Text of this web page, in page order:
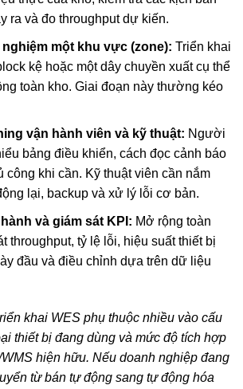
ra và đo throughput dự kiến.
một khu vực (zone): Triển khai
kệ hoặc một dây chuyền xuất cụ thể
toàn kho. Giai đoạn này thường kéo
vận hành viên và kỹ thuật: Người
bảng điều khiển, cách đọc cảnh báo
công khi cần. Kỹ thuật viên cần nắm
lại, backup và xử lý lỗi cơ bản.
và giám sát KPI: Mở rộng toàn
throughput, tỷ lệ lỗi, hiệu suất thiết bị
đầu và điều chỉnh dựa trên dữ liệu
khai WES phụ thuộc nhiều vào cấu
thiết bị đang dùng và mức độ tích hợp
hiện hữu. Nếu doanh nghiệp đang
từ bán tự động sang tự động hóa